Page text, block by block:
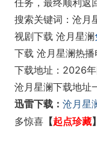
任务，最终顺利返
搜索关键词：沧月
视剧下载 沧月星澜
下载 沧月星澜热
下载地址：2026
沧月星澜下载地址
迅雷下载： 沧月星
多惊喜 【起点珍藏】